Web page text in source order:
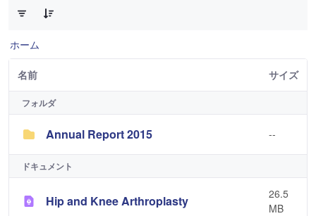
ホーム
名前 サイズ
フォルダ
Annual Report 2015 --
ドキュメント
Hip and Knee Arthroplasty
26.5
MB